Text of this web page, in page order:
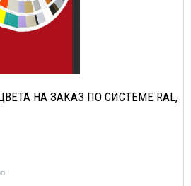
НА ЗАКАЗ ПО СИСТЕМЕ RAL,